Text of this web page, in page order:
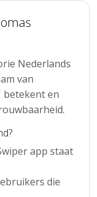
Nederlands
van
betekent en
app staat
die